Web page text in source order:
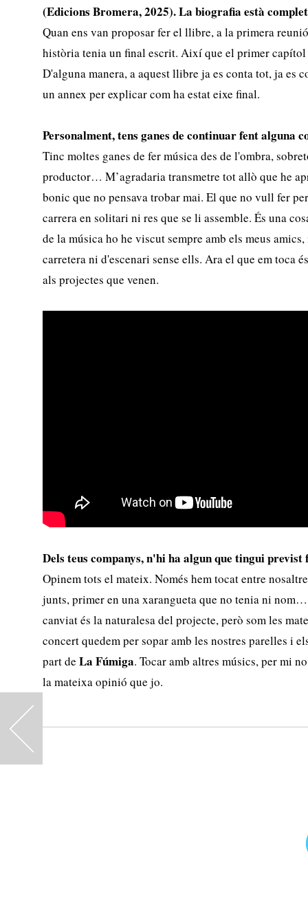
<
(Edicions Bromera, 2025). La biografia està
Quan ens van proposar fer el llibre, a la primera
història tenia un final escrit. Així que el primer
D'alguna manera, a aquest llibre ja es conta tot, ja es
un annex per explicar com ha estat eixe final.
Personalment, tens ganes de continuar fent alguna
Tinc moltes ganes de fer música des de l'ombra,
productor… M’agradaria transmetre tot allò que he
bonic que no pensava trobar mai. El que no vull fer
carrera en solitari ni res que se li assemble. És una
de la música ho he viscut sempre amb els meus
carretera ni d'escenari sense ells. Ara el que em toca
als projectes que venen.
Dels teus companys, n'hi ha algun que tingui
Opinem tots el mateix. Només hem tocat entre
junts, primer en una xarangueta que no tenia ni
canviat és la naturalesa del projecte, però som les
concert quedem per sopar amb les nostres parelles i
part deLa Fúmiga. Tocar amb altres músics, per mi
la mateixa opinió que jo.